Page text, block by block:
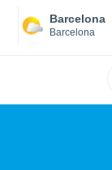
Barcelona
Barcelona